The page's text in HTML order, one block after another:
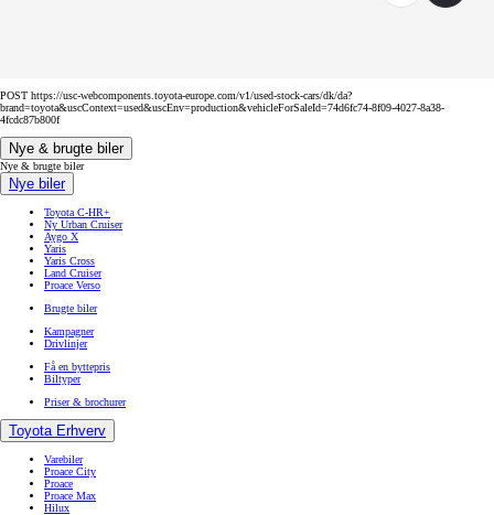
POST https://usc-webcomponents.toyota-europe.com/v1/used-stock-cars/dk/da?
brand=toyota&uscContext=used&uscEnv=production&vehicleForSaleId=74d6fc74-8f09-4027-8a38-
4fcdc87b800f
Nye & brugte biler
Nye & brugte biler
Nye biler
Toyota C-HR+
Ny Urban Cruiser
Aygo X
Yaris
Yaris Cross
Land Cruiser
Proace Verso
Brugte biler
Kampagner
Drivlinjer
Få en byttepris
Biltyper
Priser & brochurer
Toyota Erhverv
Varebiler
Proace City
Proace
Proace Max
Hilux